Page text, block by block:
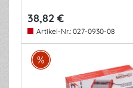
38,82 €
Artikel-Nr.: 027-0930-08